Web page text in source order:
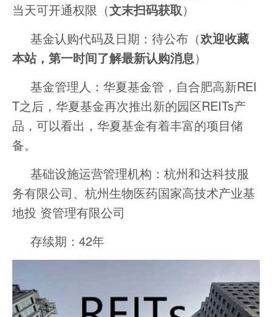
当天可开通权限（文末扫码获取）
基金认购代码及日期：待公布（欢迎收藏
本站，第一时间了解最新认购消息）
基金管理人：华夏基金管，自合肥高新REI
T之后，华夏基金再次推出新的园区REITs产
品，可以看出，华夏基金有着丰富的项目储
备。
基础设施运营管理机构：杭州和达科技服
务有限公司、杭州生物医药国家高技术产业基
地投 资管理有限公司
存续期：42年